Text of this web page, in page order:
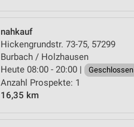
nahkauf
Hickengrundstr. 73-75, 57299
Burbach / Holzhausen
Heute 08:00 - 20:00 |
Geschlossen
Anzahl Prospekte: 1
16,35 km